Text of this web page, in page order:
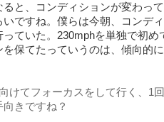
と、コンディションが変わっ
ですね。僕らは今朝、コンデ
ていた。230mphを単独で初め
保てたっていうのは、傾向的
てフォーカスをして行く、1
きですね？